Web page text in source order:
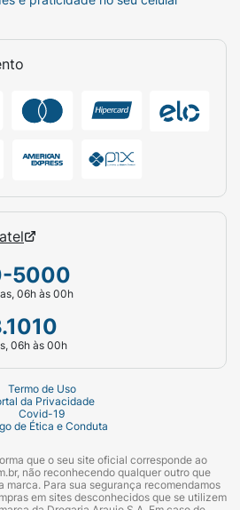
5000
06h às 00h
06h às 00h
Termo de Uso
da Privacidade
Covid-19
de Ética e Conduta
que o seu site oficial corresponde ao
não reconhecendo qualquer outro que
marca. Para sua segurança recomendamos
em sites desconhecidos que se utilizem